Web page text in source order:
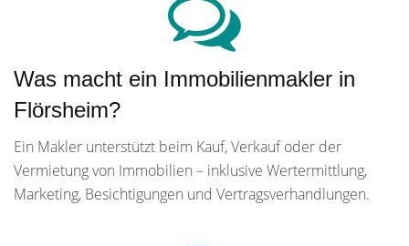
Was macht ein Immobilienmakler in
Flörsheim?
Ein Makler unterstützt beim Kauf, Verkauf oder der
Vermietung von Immobilien – inklusive Wertermittlung,
Marketing, Besichtigungen und Vertragsverhandlungen.